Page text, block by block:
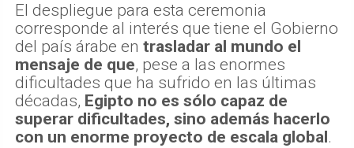
El despliegue para esta ceremonia
corresponde al interés que tiene el Gobierno
del país árabe en trasladar al mundo el
mensaje de que, pese a las enormes
dificultades que ha sufrido en las últimas
décadas, Egipto no es sólo capaz de
superar dificultades, sino además hacerlo
con un enorme proyecto de escala global .